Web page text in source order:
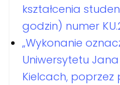
kształcenia
godzin) numer
„Wykonanie
Uniwersytetu
Kielcach,